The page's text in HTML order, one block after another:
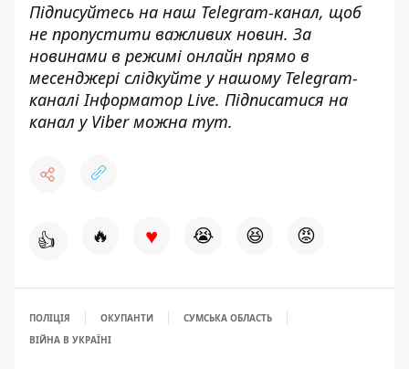
Підписуйтесь на наш Telegram-канал, щоб
не пропустити важливих новин. За
новинами в режимі онлайн прямо в
месенджері слідкуйте у нашому Telegram-
каналіІнформатор Live. Підписатися на
канал у Viber можна тут.
👍 🔥 ♥ 😭 😆 😡
ПОЛІЦІЯ ОКУПАНТИ
СУМСЬКА ОБЛАСТЬ
ВІЙНА В УКРАЇНІ